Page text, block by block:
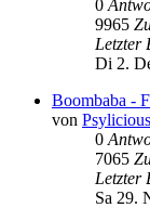
0
9965
Letzter
Di 2.
Boombaba -
von Psylicious
0
7065
Letzter
Sa 29.